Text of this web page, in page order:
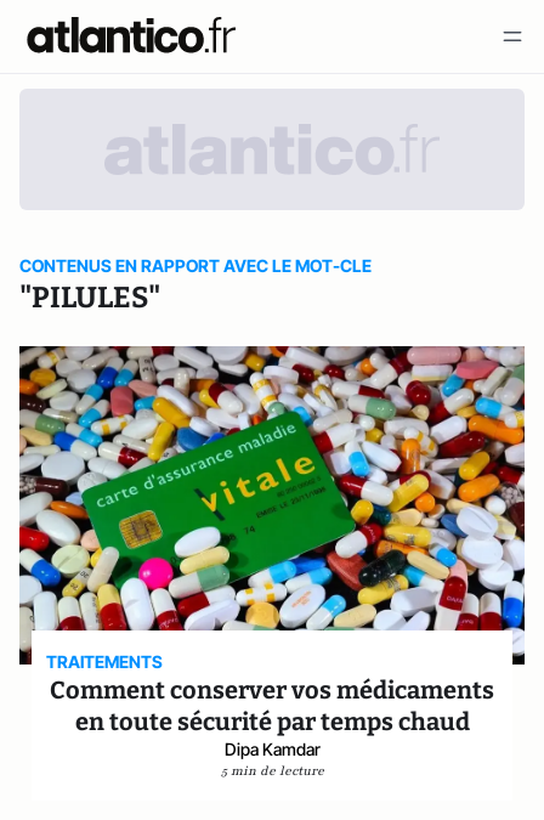
CONTENUS EN RAPPORT AVEC LE MOT-CLE
"PILULES"
TRAITEMENTS
Comment conserver vos médicaments
en toute sécurité par temps chaud
Dipa Kamdar
5 min de lecture